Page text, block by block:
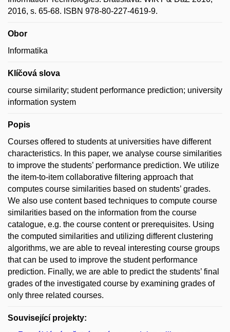
2016, s. 65-68. ISBN 978-80-227-4619-9.
Obor
Informatika
Klíčová slova
course similarity; student performance prediction; university
information system
Popis
Courses offered to students at universities have different
characteristics. In this paper, we analyse course similarities
to improve the students’ performance prediction. We utilize
the item-to-item collaborative filtering approach that
computes course similarities based on students’ grades.
We also use content based techniques to compute course
similarities based on the information from the course
catalogue, e.g. the course content or prerequisites. Using
the computed similarities and utilizing different clustering
algorithms, we are able to reveal interesting course groups
that can be used to improve the student performance
prediction. Finally, we are able to predict the students’ final
grades of the investigated course by examining grades of
only three related courses.
Související projekty: